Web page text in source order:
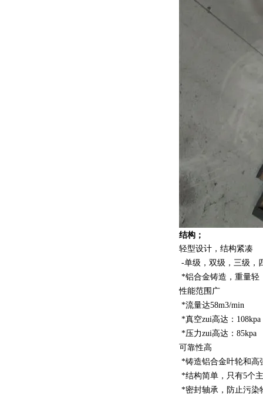
结构；
轻型设计，结构紧凑
-单级，双级，三级，
*铝合金铸造，重量轻
性能范围广
*流量达58m3/min
*真空zui高达：108kpa
*压力zui高达：85kpa
可靠性高
*铸造铝合金叶轮和高
*结构简单，只有5个
*密封轴承，防止污染